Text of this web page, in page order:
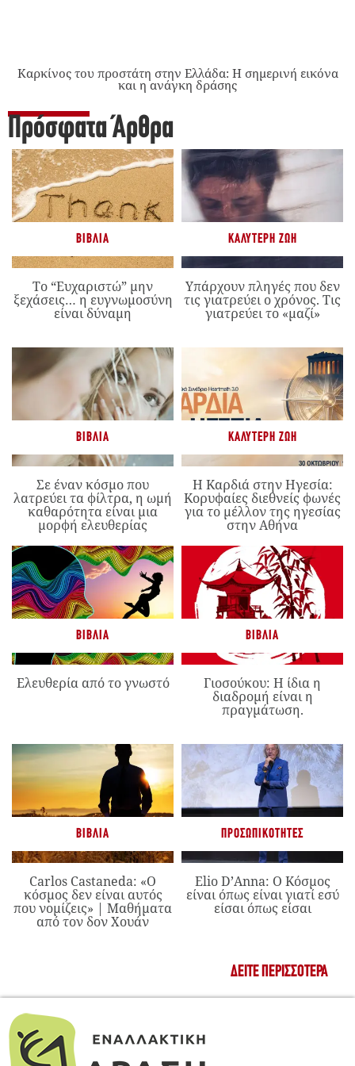
Καρκίνος του προστάτη στην Ελλάδα: Η σημερινή εικόνα
και η ανάγκη δράσης
Πρόσφατα Άρθρα
ΒΙΒΛΊΑ
Το “Ευχαριστώ” μην
ξεχάσεις… η ευγνωμοσύνη
είναι δύναμη
ΚΑΛΎΤΕΡΗ ΖΩΉ
Υπάρχουν πληγές που δεν
τις γιατρεύει ο χρόνος. Τις
γιατρεύει το «μαζί»
ΒΙΒΛΊΑ
Σε έναν κόσμο που
λατρεύει τα φίλτρα, η ωμή
καθαρότητα είναι μια
μορφή ελευθερίας
ΚΑΛΎΤΕΡΗ ΖΩΉ
Η Καρδιά στην Ηγεσία:
Κορυφαίες διεθνείς φωνές
για το μέλλον της ηγεσίας
στην Αθήνα
ΒΙΒΛΊΑ
Ελευθερία από το γνωστό
ΒΙΒΛΊΑ
Γιοσούκου: Η ίδια η
διαδρομή είναι η
πραγμάτωση.
ΒΙΒΛΊΑ
Carlos Castaneda: «Ο
κόσμος δεν είναι αυτός
που νομίζεις» | Μαθήματα
από τον δον Χουάν
ΠΡΟΣΩΠΙΚΌΤΗΤΕΣ
Elio D’Anna: Ο Κόσμος
είναι όπως είναι γιατί εσύ
είσαι όπως είσαι
ΔΕΊΤΕ ΠΕΡΙΣΣΌΤΕΡΑ